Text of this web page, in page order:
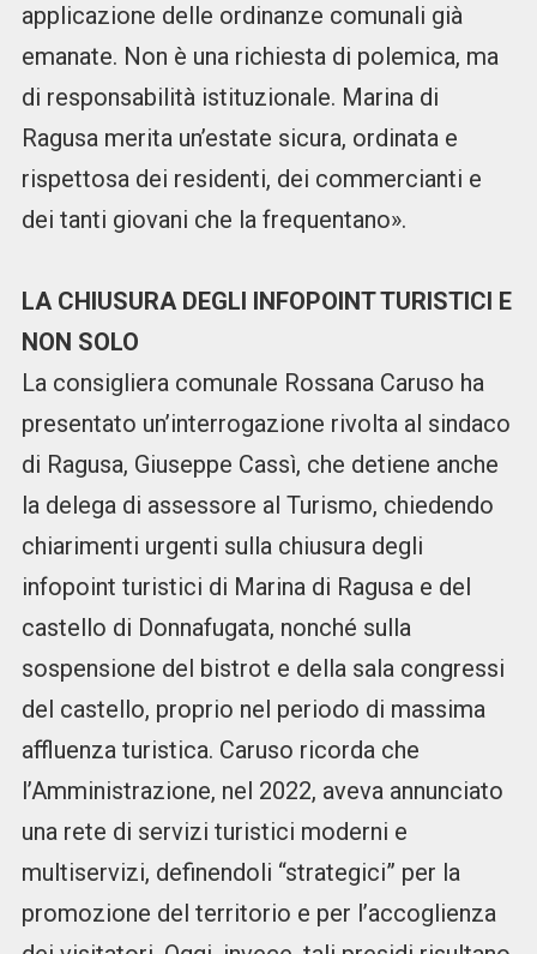
applicazione delle ordinanze comunali già
emanate. Non è una richiesta di polemica, ma
di responsabilità istituzionale. Marina di
Ragusa merita un’estate sicura, ordinata e
rispettosa dei residenti, dei commercianti e
dei tanti giovani che la frequentano».
LA CHIUSURA DEGLI INFOPOINT TURISTICI E
NON SOLO
La consigliera comunale Rossana Caruso ha
presentato un’interrogazione rivolta al sindaco
di Ragusa, Giuseppe Cassì, che detiene anche
la delega di assessore al Turismo, chiedendo
chiarimenti urgenti sulla chiusura degli
infopoint turistici di Marina di Ragusa e del
castello di Donnafugata, nonché sulla
sospensione del bistrot e della sala congressi
del castello, proprio nel periodo di massima
affluenza turistica. Caruso ricorda che
l’Amministrazione, nel 2022, aveva annunciato
una rete di servizi turistici moderni e
multiservizi, definendoli “strategici” per la
promozione del territorio e per l’accoglienza